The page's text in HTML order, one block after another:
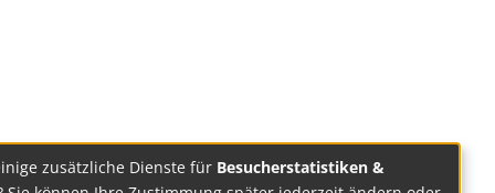
zusätzliche Dienste für Besucherstatistiken &